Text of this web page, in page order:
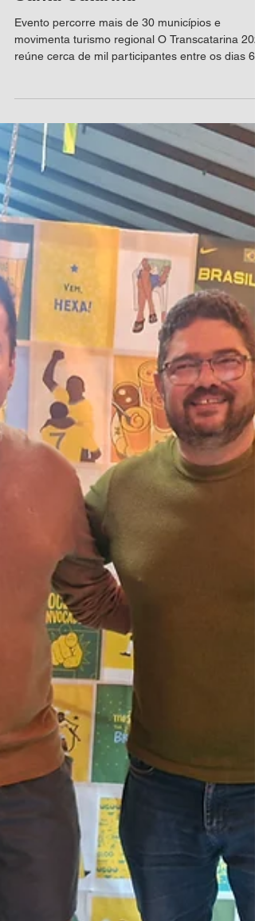
Niteroiense participa do
Transcatarina 2026, que reúne
cerca de mil pessoas em
movimenta turismo regional O Transcatarina
reúne cerca de mil participantes entre os dias 6
11 de julho e percorrerá aproximadamente 600
quilômetros por Santa Catarina. A 18ª edição do
evento terá representantes de diversas regiões
país, incluindo um participante de Niterói. A
largada será realizada em Fraiburgo, com
concentração no Hotel Renar, e a chegada
ocorrerá em Jaraguá do Sul, na Arena Jaraguá.
roteiro inclui ainda a